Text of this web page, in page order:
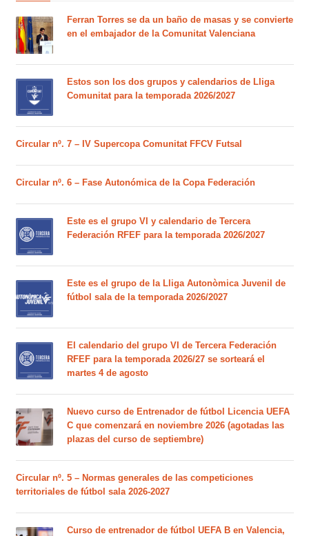
Ferran Torres se da un baño de masas y se convierte
en el embajador de la Comunitat Valenciana
Estos son los dos grupos y calendarios de Lliga
Comunitat para la temporada 2026/2027
Circular nº. 7 – IV Supercopa Comunitat FFCV Futsal
Circular nº. 6 – Fase Autonómica de la Copa Federación
Este es el grupo VI y calendario de Tercera
Federación RFEF para la temporada 2026/2027
Este es el grupo de la Lliga Autonòmica Juvenil de
fútbol sala de la temporada 2026/2027
El calendario del grupo VI de Tercera Federación
RFEF para la temporada 2026/27 se sorteará el
martes 4 de agosto
Nuevo curso de Entrenador de fútbol Licencia UEFA
C que comenzará en noviembre 2026 (agotadas las
plazas del curso de septiembre)
Circular nº. 5 – Normas generales de las competiciones
territoriales de fútbol sala 2026-2027
Curso de entrenador de fútbol UEFA B en Valencia,